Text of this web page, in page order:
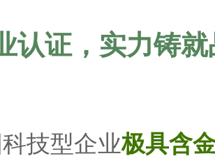
认证，实力铸
技型企业极具含